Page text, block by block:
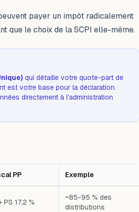
payer un impôt radicalement
que le choix de la SCPI elle-même.
qui détaille votre quote-part de
est votre base pour la déclaration.
directement à l'administration
PP Exemple
PS 17,2 %
~85-95 % des
distributions